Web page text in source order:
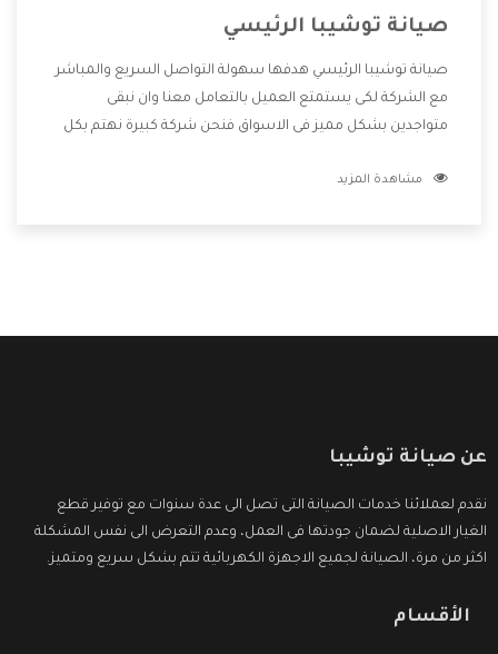
صيانة توشيبا الرئيسي
صيانة توشيبا الرئيسي هدفها سهولة التواصل السريع والمباشر
مع الشركة لكى يستمتع العميل بالتعامل معنا وان نبقى
متواجدين بشكل مميز فى الاسواق فنحن شركة كبيرة نهتم بكل
الشركة بها والتى تكون منها خدمة الصيانة التى تكون من أهم
مشاهدة المزيد
عن صيانة توشيبا
نقدم لعملائنا خدمات الصيانة التى تصل الى عدة سنوات مع توفير قطع
الغيار الاصلية لضمان جودتها فى العمل، وعدم التعرض الى نفس المشكلة
اكثر من مرة، الصيانة لجميع الاجهزة الكهربائية تتم بشكل سريع ومتميز.
الأقسام